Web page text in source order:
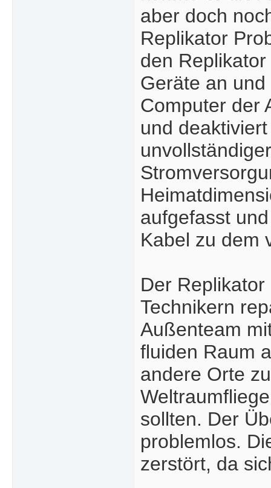
aber doch
Replikator
den
Geräte an
Computer der
und
aufgefasst
Kabel zu dem
Der
Technikern
Außenteam
fluiden Raum
andere Orte
sollten. Der
problemlos.
zerstört, da